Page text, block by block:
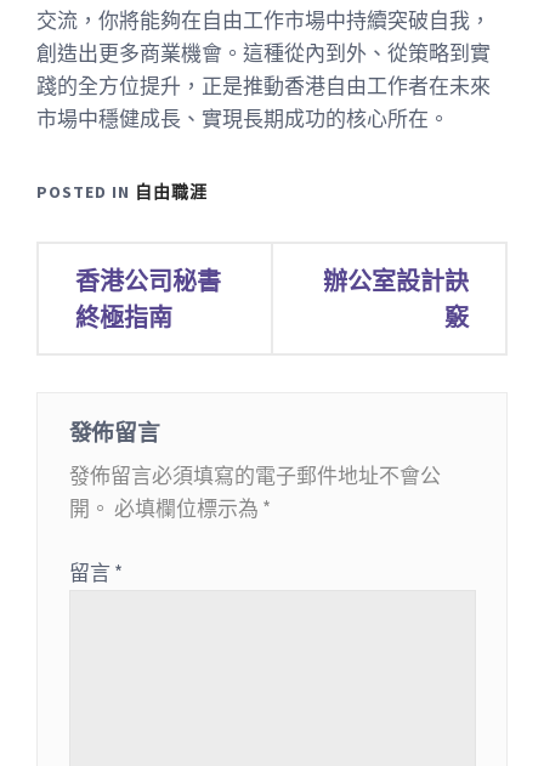
交流，你將能夠在自由工作市場中持續突破自我，
創造出更多商業機會。這種從內到外、從策略到實
踐的全方位提升，正是推動香港自由工作者在未來
市場中穩健成長、實現長期成功的核心所在。
POSTED IN 自由職涯
香港公司秘書
終極指南
辦公室設計訣
竅
發佈留言
發佈留言必須填寫的電子郵件地址不會公
開。 必填欄位標示為 *
留言*